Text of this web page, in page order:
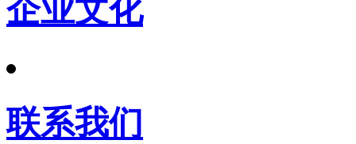
企业文化
联系我们